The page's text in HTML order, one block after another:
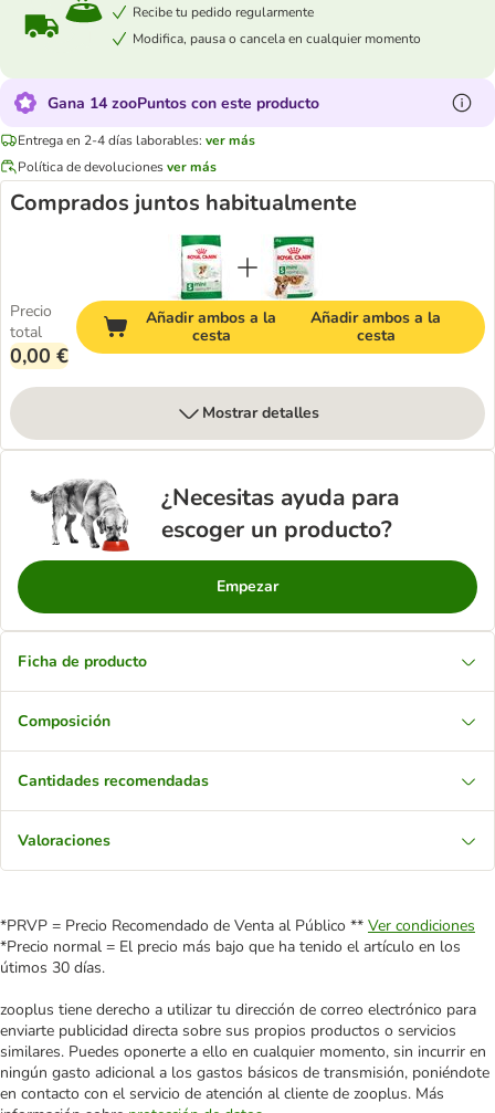
Recibe tu pedido regularmente
Modifica, pausa o cancela en cualquier momento
Gana 14 zooPuntos con este producto
Entrega en 2-4 días laborables: ver más
Política de devolucionesver más
Comprados juntos habitualmente
Precio
total
0,00 €
Añadir ambos a la
cesta
Añadir ambos a la
cesta
Mostrar detalles
¿Necesitas ayuda para
escoger un producto?
Empezar
Ficha de producto
Composición
Cantidades recomendadas
Valoraciones
*PRVP = Precio Recomendado de Venta al Público ** Ver condiciones
*Precio normal = El precio más bajo que ha tenido el artículo en los
útimos 30 días.
zooplus tiene derecho a utilizar tu dirección de correo electrónico para
enviarte publicidad directa sobre sus propios productos o servicios
similares. Puedes oponerte a ello en cualquier momento, sin incurrir en
ningún gasto adicional a los gastos básicos de transmisión, poniéndote
en contacto con el servicio de atención al cliente de zooplus. Más